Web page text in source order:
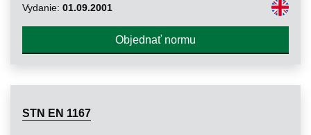
Vydanie: 01.09.2001
Objednať normu
STN EN 1167